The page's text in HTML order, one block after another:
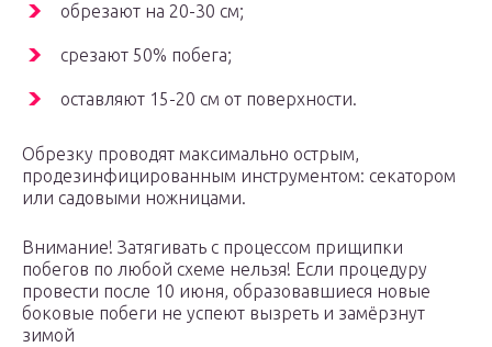
обрезают на 20-30 см;
срезают 50% побега;
оставляют 15-20 см от поверхности.
Обрезку проводят максимально острым,
продезинфицированным инструментом: секатором
или садовыми ножницами.
Внимание! Затягивать с процессом прищипки
побегов по любой схеме нельзя! Если процедуру
провести после 10 июня, образовавшиеся новые
боковые побеги не успеют вызреть и замёрзнут
зимой